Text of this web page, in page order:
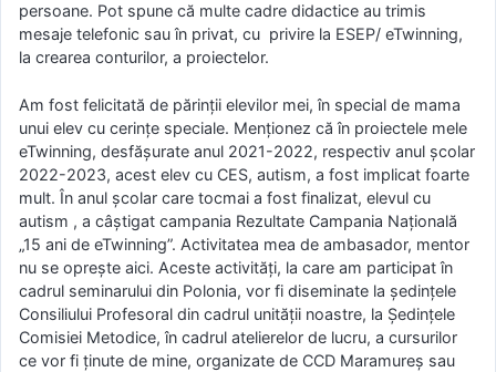
persoane. Pot spune că multe cadre didactice au trimis
mesaje telefonic sau în privat, cu privire la ESEP/ eTwinning,
la crearea conturilor, a proiectelor.
Am fost felicitată de părinții elevilor mei, în special de mama
unui elev cu cerințe speciale. Menționez că în proiectele mele
eTwinning, desfășurate anul 2021-2022, respectiv anul școlar
2022-2023, acest elev cu CES, autism, a fost implicat foarte
mult. În anul școlar care tocmai a fost finalizat, elevul cu
autism , a câștigat campania Rezultate Campania Națională
„15 ani de eTwinning”. Activitatea mea de ambasador, mentor
nu se oprește aici. Aceste activități, la care am participat în
cadrul seminarului din Polonia, vor fi diseminate la ședințele
Consiliului Profesoral din cadrul unității noastre, la Ședințele
Comisiei Metodice, în cadrul atelierelor de lucru, a cursurilor
ce vor fi ținute de mine, organizate de CCD Maramureș sau